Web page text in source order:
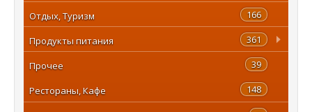
166
Отдых, Туризм
361
Продукты питания
39
Прочее
148
Рестораны, Кафе